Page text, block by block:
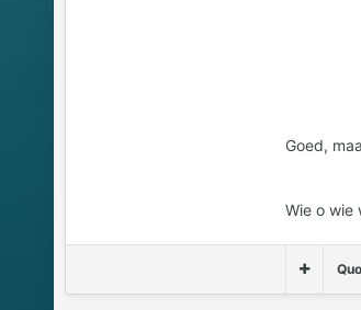
Goed,
Wie o wie